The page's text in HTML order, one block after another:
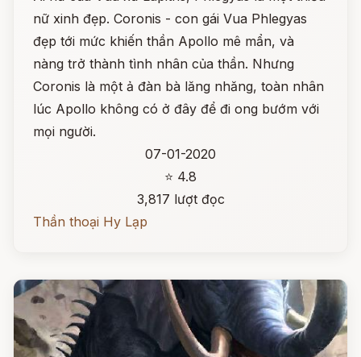
nữ xinh đẹp. Coronis - con gái Vua Phlegyas
đẹp tới mức khiến thần Apollo mê mẩn, và
nàng trở thành tình nhân của thần. Nhưng
Coronis là một ả đàn bà lăng nhăng, toàn nhân
lúc Apollo không có ở đây để đi ong bướm với
mọi người.
07-01-2020
⭐ 4.8
3,817 lượt đọc
Thần thoại Hy Lạp